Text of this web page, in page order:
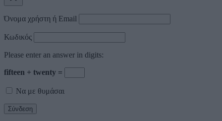
Όνομα χρήστη ή Email
Κωδικός
Please enter an answer in digits:
fifteen + twenty =
Να με θυμάσαι